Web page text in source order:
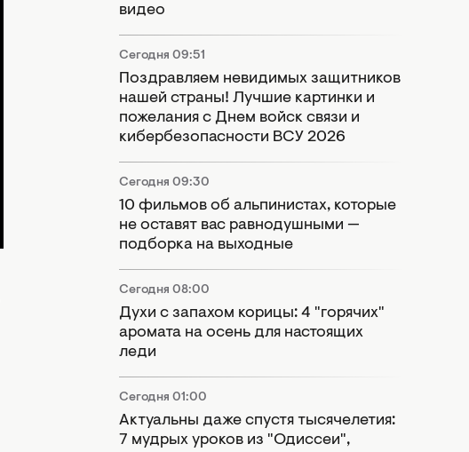
видео
Сегодня 09:51
Поздравляем невидимых защитников
нашей страны! Лучшие картинки и
пожелания с Днем войск связи и
кибербезопасности ВСУ 2026
Сегодня 09:30
10 фильмов об альпинистах, которые
не оставят вас равнодушными —
подборка на выходные
Сегодня 08:00
Духи с запахом корицы: 4 "горячих"
аромата на осень для настоящих
леди
Сегодня 01:00
Актуальны даже спустя тысячелетия:
7 мудрых уроков из "Одиссеи",